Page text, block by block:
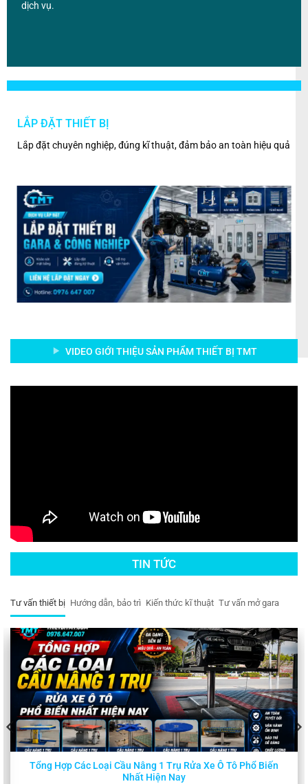
dịch vụ.
LẮP ĐẶT THIẾT BỊ
Lắp đặt chuyên nghiệp, đúng kĩ thuật, đảm bảo an toàn hiệu quả
VIDEO GIỚI THIỆU SẢN PHẨM THIẾT BỊ TMT
TIN TỨC
Tư vấn thiết bị Hướng dẫn, bảo trì Kiến thức kĩ thuật Tư vấn mở gara
Tổng Hợp Các Loại Cầu Nâng 1 Trụ Rửa Xe Ô Tô Phổ Biến
Nhất Hiện Nay